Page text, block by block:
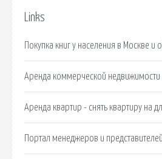
Links
Покупка книг у населения в Москве и
Аренда коммерческой недвижимости
Аренда квартир - снять квартиру на
Портал менеджеров и